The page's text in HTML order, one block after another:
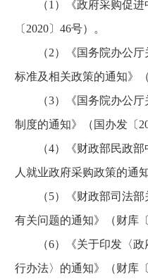
（1）《政府采购促进
〔2020〕46号）。
（2）《国务院办公厅
标准及相关政策的通知》
（3）《国务院办公厅
制度的通知》（国办发〔
（4）《财政部民政部
人就业政府采购政策的通
（5）《财政部司法部
有关问题的通知》（财库〔
（6）《关于印发〈政
行办法〉的通知》（财库〔